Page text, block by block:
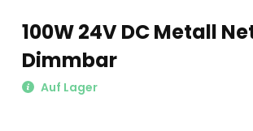
100W 24V DC Metall
Dimmbar
Auf Lager